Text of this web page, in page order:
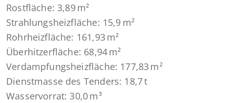
Rostfläche: 3,89 m²
Strahlungsheizfläche: 15,9 m²
Rohrheizfläche: 161,93 m²
Überhitzerfläche: 68,94 m²
Verdampfungsheizfläche: 177,83 m²
Dienstmasse des Tenders: 18,7 t
Wasservorrat: 30,0 m³